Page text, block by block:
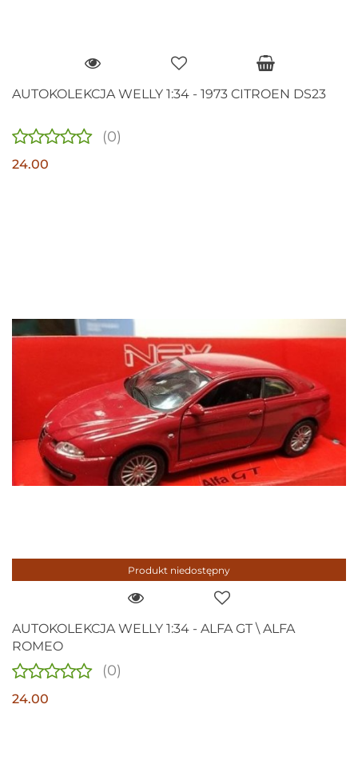
AUTOKOLEKCJA WELLY 1:34 - 1973 CITROEN DS23
(0)
24.00
Produkt niedostępny
AUTOKOLEKCJA WELLY 1:34 - ALFA GT \ ALFA
ROMEO
(0)
24.00